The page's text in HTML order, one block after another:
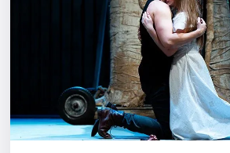
События